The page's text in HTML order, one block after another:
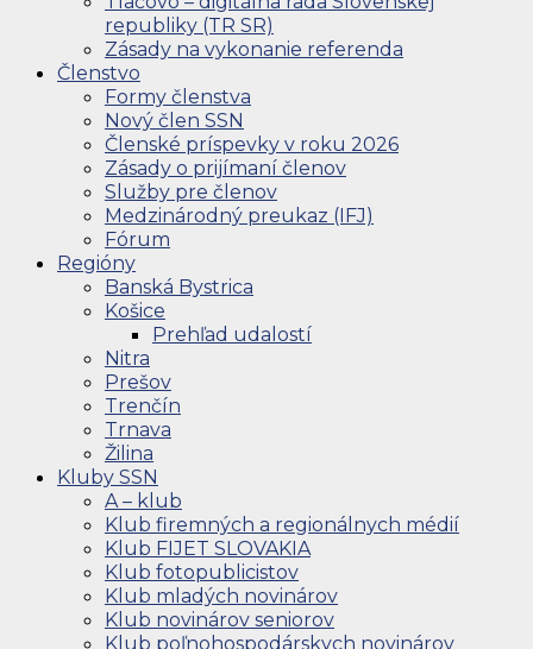
republiky (TR SR)
Zásady na vykonanie referenda
Členstvo
Formy členstva
Nový člen SSN
Členské príspevky v roku 2026
Zásady o prijímaní členov
Služby pre členov
Medzinárodný preukaz (IFJ)
Fórum
Regióny
Banská Bystrica
Košice
Prehľad udalostí
Nitra
Prešov
Trenčín
Trnava
Žilina
Kluby SSN
A – klub
Klub firemných a regionálnych médií
Klub FIJET SLOVAKIA
Klub fotopublicistov
Klub mladých novinárov
Klub novinárov seniorov
Klub poľnohospodárskych novinárov